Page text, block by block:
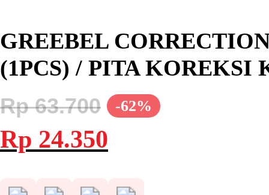
GREEBEL
(1PCS) / PITA KOREKSI
-62%
Rp63.700
Harga
aslinya
adalah:
Rp 24.350ini